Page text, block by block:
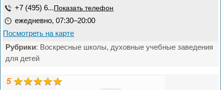
+7 (495) 6... Показать телефон
ежедневно, 07:30–20:00
Посмотреть на карте
Рубрики: Воскресные школы, духовные учебные заведения
для детей
5